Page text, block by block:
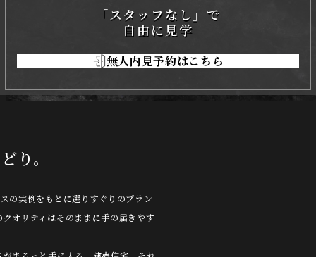
「スタッフなし」で
自由に見学
無人内見予約はこちら
り。
の実例をもとに選りすぐりのプラン
オリティはそのままに手の届きやす